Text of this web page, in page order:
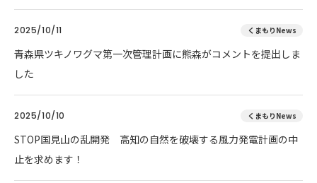
2025/10/11 くまもりNews
青森県ツキノワグマ第一次管理計画に熊森がコメントを提出しま
した
2025/10/10 くまもりNews
STOP国見山の乱開発 高知の自然を破壊する風力発電計画の中
止を求めます！